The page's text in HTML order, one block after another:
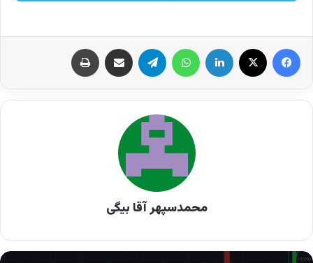
فارکس و ارزهای دیجیتال می‌توان روی آن حساب کرد
یا خیر.
الگوهای کلاسیک یکی از قدیمی‌ترین بخش‌هایتحلیل
هستند و در کنار الگوهای مدرن، همچنان
نقش مهمی در تشخیص روندها و نقاط برگشت دارند.
تحلیل تکنیکال کلاسیک چیست؟
که مشاهده می‌کنید تغییرات قیمتی است که به
محمدسپهر آقا بیگی